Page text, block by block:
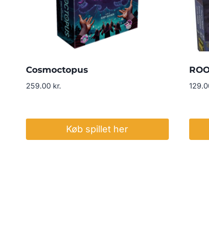
Cosmoctopus
259.00 kr.
Køb spillet her